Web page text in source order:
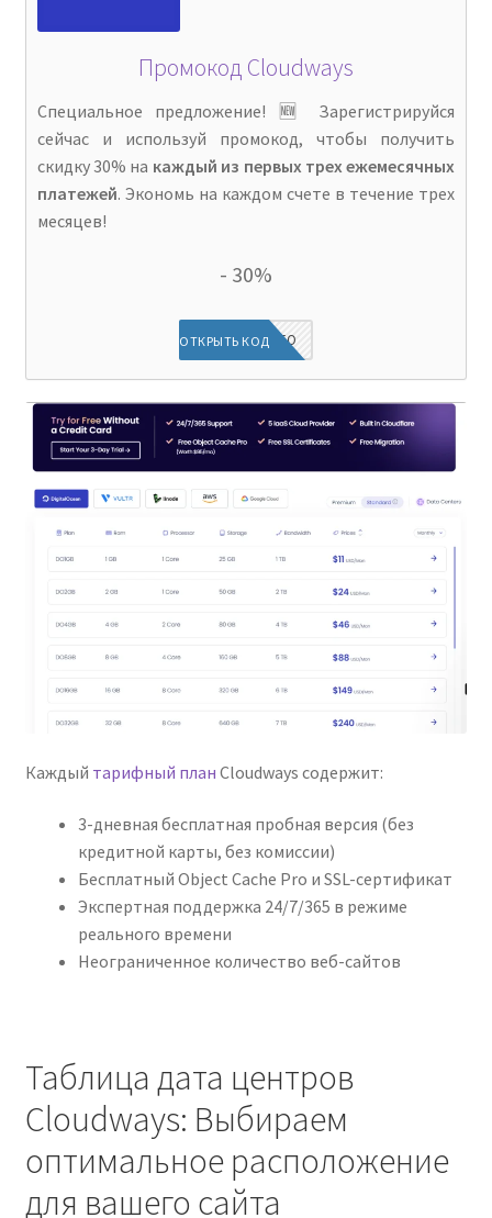
Промокод Cloudways
Специальное предложение! 🆕 Зарегистрируйся
сейчас и используй промокод, чтобы получить
скидку 30% на каждый из первых трех ежемесячных
платежей. Экономь на каждом счете в течение трех
месяцев!
- 30%
DIEGINFO
ОТКРЫТЬ КОД
Каждый тарифный план Cloudways содержит:
3-дневная бесплатная пробная версия (без
кредитной карты, без комиссии)
Бесплатный Object Cache Pro и SSL-сертификат
Экспертная поддержка 24/7/365 в режиме
реального времени
Неограниченное количество веб-сайтов
Таблица дата центров
Cloudways: Выбираем
оптимальное расположение
для вашего сайта